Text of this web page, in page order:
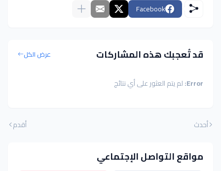
Facebook
قد تُعجبك هذه المشاركات عرض الكل
Error: لم يتم العثور على أي نتائج
أحدث أقدم
مواقع التواصل الإجتماعي